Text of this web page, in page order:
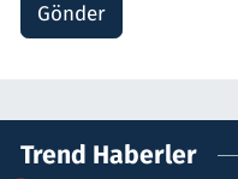
Gönder
Trend Haberler